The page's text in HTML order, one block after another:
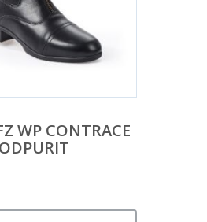
WP CONTRACE